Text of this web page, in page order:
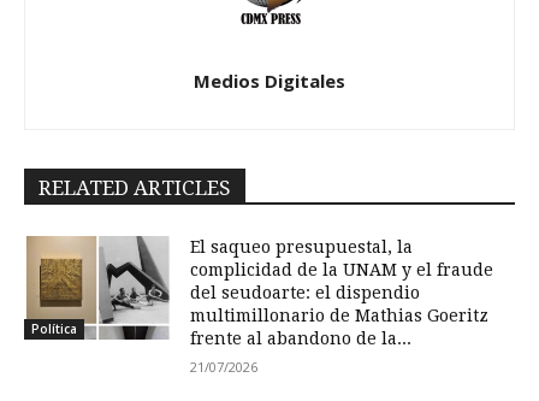
Medios Digitales
RELATED ARTICLES
Política
El saqueo presupuestal, la
complicidad de la UNAM y el fraude
del seudoarte: el dispendio
multimillonario de Mathias Goeritz
frente al abandono de la...
21/07/2026